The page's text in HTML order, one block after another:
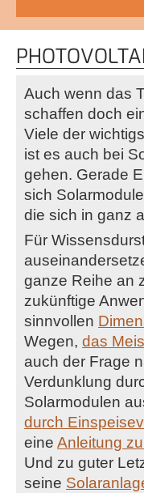
Auch wenn das
schaffen doch
Viele der
ist es auch bei
gehen. Gerade
sich
die sich in ganz
Für
ganze Reihe an
zukünftige
sinnvollen
Wegen, das
auch der Frage
Verdunklung
Solarmodulen
durch
eine Anleitung
Und zu guter
seine